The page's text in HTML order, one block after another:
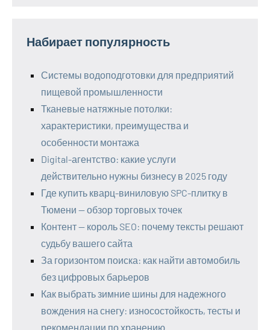
Набирает популярность
Системы водоподготовки для предприятий
пищевой промышленности
Тканевые натяжные потолки:
характеристики, преимущества и
особенности монтажа
Digital-агентство: какие услуги
действительно нужны бизнесу в 2025 году
Где купить кварц-виниловую SPC-плитку в
Тюмени — обзор торговых точек
Контент — король SEO: почему тексты решают
судьбу вашего сайта
За горизонтом поиска: как найти автомобиль
без цифровых барьеров
Как выбрать зимние шины для надежного
вождения на снегу: износостойкость, тесты и
рекомендации по хранению